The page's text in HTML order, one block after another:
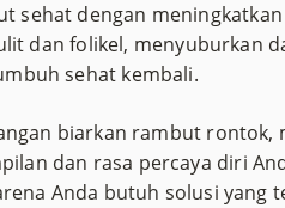
sehat dengan
dan folikel, menyuburkan
sehat kembali.
biarkan rambut
dan rasa percaya diri
Anda butuh solusi yang